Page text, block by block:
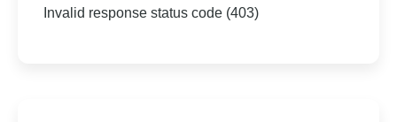
Invalid response status code (403)